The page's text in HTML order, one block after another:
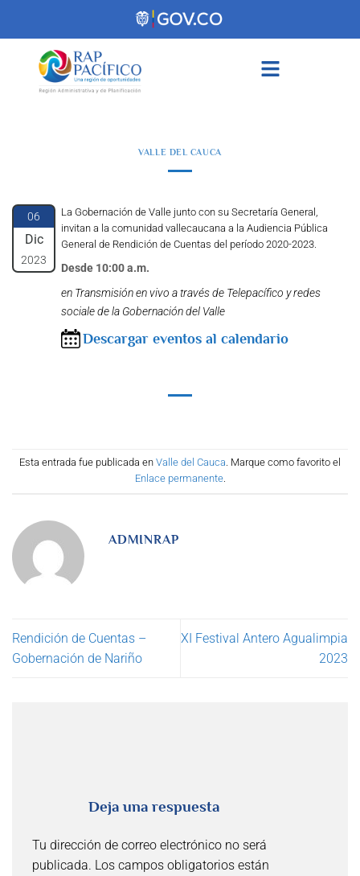
VALLE DEL CAUCA
06
Dic
2023
La Gobernación de Valle junto con su Secretaría General,
invitan a la comunidad vallecaucana a la Audiencia Pública
General de Rendición de Cuentas del período 2020-2023.
Desde 10:00 a.m.
en Transmisión en vivo a través de Telepacífico y redes
sociale de la Gobernación del Valle
Descargar eventos al calendario
Esta entrada fue publicada en Valle del Cauca. Marque como favorito el
Enlace permanente.
ADMINRAP
Rendición de Cuentas –
Gobernación de Nariño
XI Festival Antero Agualimpia
2023
Deja una respuesta
Tu dirección de correo electrónico no será
publicada. Los campos obligatorios están